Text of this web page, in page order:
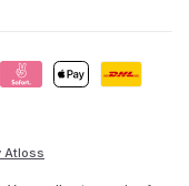
Atloss